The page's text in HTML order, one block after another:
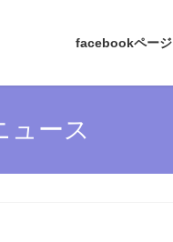
facebookページ
ュース